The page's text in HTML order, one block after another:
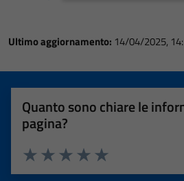
Ultimo aggiornamento: 14/04/2025,
Quanto sono chiare le
pagina?
Valuta 5 stelle su 5
Valuta 4 stelle su 5
Valuta 3 stelle su 5
Valuta 2 stelle su 5
Valuta 1 stelle su 5